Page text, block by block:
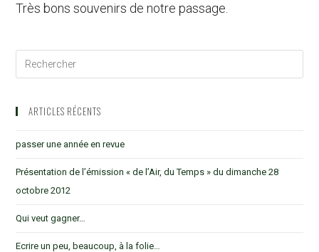
Très bons souvenirs de notre passage.
ARTICLES RÉCENTS
passer une année en revue
Présentation de l’émission « de l’Air, du Temps » du dimanche 28
octobre 2012
Qui veut gagner…
Ecrire un peu, beaucoup, à la folie…